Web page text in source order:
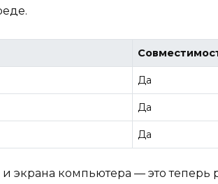
Да
Да
Да
экрана компьютера — это теперь